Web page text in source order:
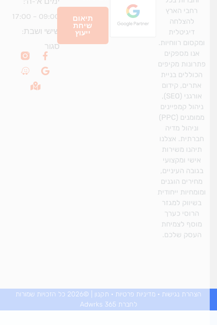
רחבי הארץ
להצלחה
דיגיטלית
רווחיות.
אנו מספקים
מקיפים
בניית
אתרים, קידום
אורגני (SEO),
קמפיינים
ממומנים (PPC)
וניהול מדיה
אצלנו
תיהנו משירות
אישי ומקצועי
העיניים,
הוגנים
ייחודית
בשיווק למגזר
הרוסי כערך
מוסף לצמיחת
העסק שלכם.
09:00 – 17:00
שישי ושבת:
סגור
e
M
p
תיאום
שיחת
הצהרת נגישות•מדיניות פרטיות•תקנון
| ©2026 כל הזכויות שמורות
לחברת Adwrks 365